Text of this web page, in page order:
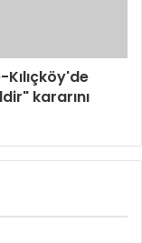
kararını